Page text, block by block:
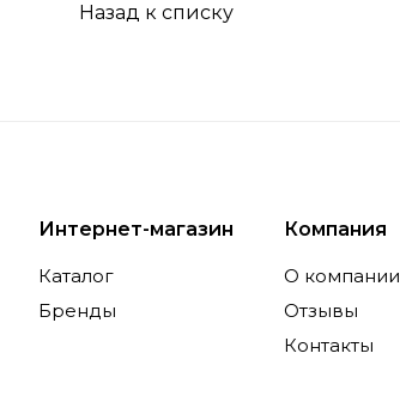
Назад к списку
Интернет-магазин
Каталог
Бренды
Компания
О компании
Отзывы
Контакты